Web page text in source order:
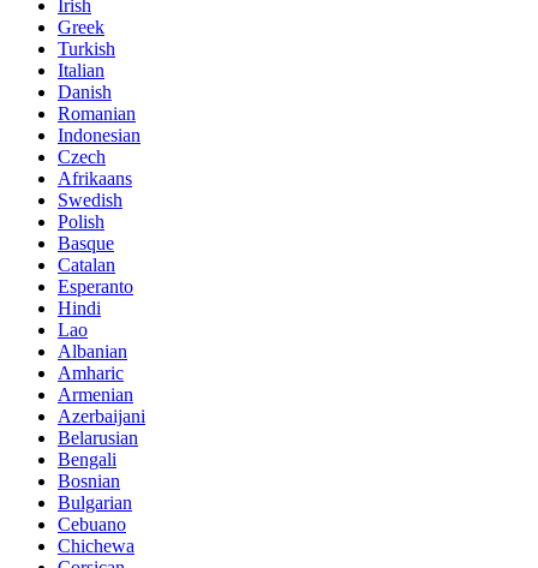
Irish
Greek
Turkish
Italian
Danish
Romanian
Indonesian
Czech
Afrikaans
Swedish
Polish
Basque
Catalan
Esperanto
Hindi
Lao
Albanian
Amharic
Armenian
Azerbaijani
Belarusian
Bengali
Bosnian
Bulgarian
Cebuano
Chichewa